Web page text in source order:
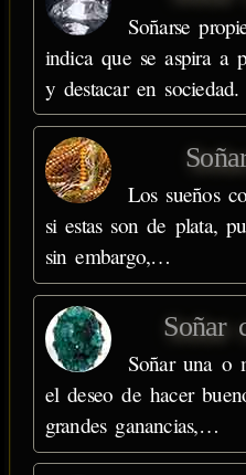
Soñarse
indica que se aspira a
y destacar en
Los sueños
si estas son de plata,
sin embargo,…
Soñar
Soñar una o
el deseo de hacer
grandes ganancias,…